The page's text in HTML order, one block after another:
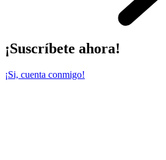
¡Suscríbete ahora!
¡Si, cuenta conmigo!